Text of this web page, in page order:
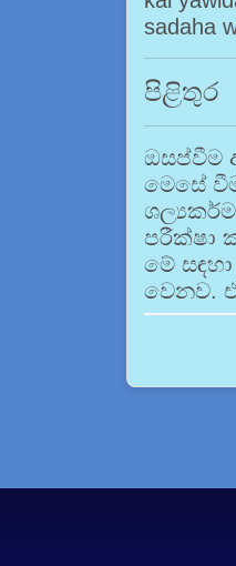
sadaha
පිළිතුර
ඔසප්වීම
මෙසේ
පරීක්ෂා
මේ
වෙනව.